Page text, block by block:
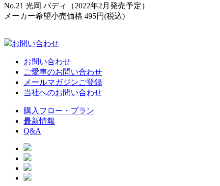
No.21 光岡 バディ（2022年2月発売予定）
メーカー希望小売価格 495円(税込)
お問い合わせ
お問い合わせ
ご愛車のお問い合わせ
メールマガジンご登録
当社へのお問い合わせ
購入フロー・プラン
最新情報
Q&A